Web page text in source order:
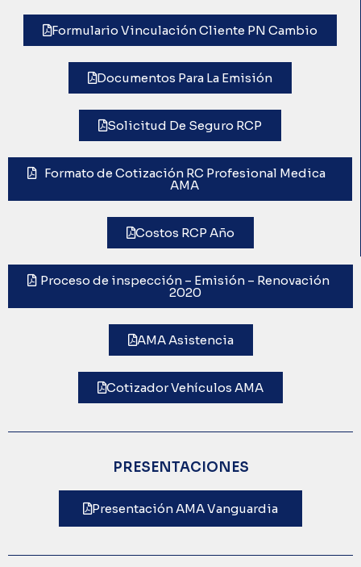
Formulario Vinculación Cliente PN Cambio
Documentos Para La Emisión
Solicitud De Seguro RCP
Formato de Cotización RC Profesional Medica
AMA
Costos RCP Año
Proceso de inspección – Emisión – Renovación
2020
AMA Asistencia
Cotizador Vehículos AMA
PRESENTACIONES
Presentación AMA Vanguardia